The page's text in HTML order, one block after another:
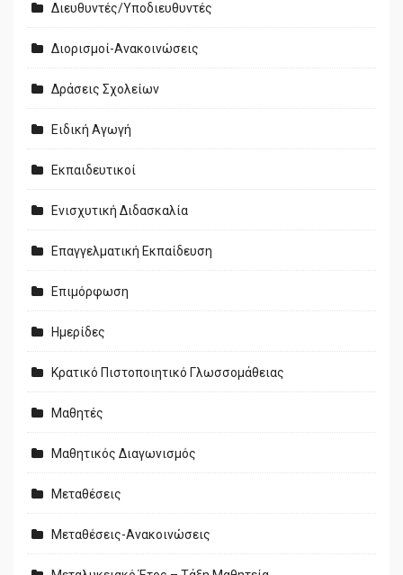
Διευθυντές/Υποδιευθυντές
Διορισμοί-Ανακοινώσεις
Δράσεις Σχολείων
Ειδική Αγωγή
Εκπαιδευτικοί
Ενισχυτική Διδασκαλία
Επαγγελματική Εκπαίδευση
Επιμόρφωση
Ημερίδες
Κρατικό Πιστοποιητικό Γλωσσομάθειας
Μαθητές
Μαθητικός Διαγωνισμός
Μεταθέσεις
Μεταθέσεις-Ανακοινώσεις